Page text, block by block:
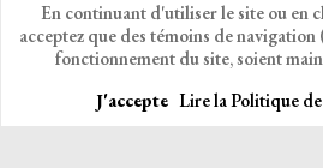
En continuant d'utiliser le site ou en
acceptez que des témoins de
fonctionnement du site, soient
J'accepte Lire la Politique